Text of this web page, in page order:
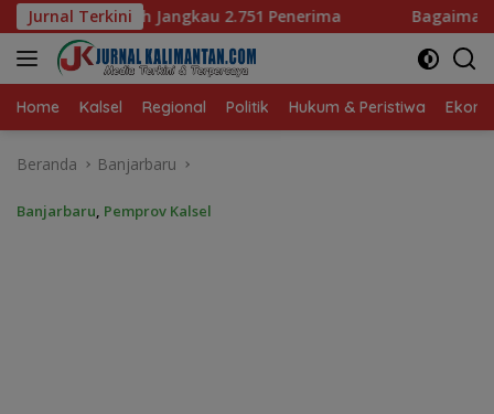
Langsung
ke
konten
Jurnal Terkini
Penerima Bagaimana KIP Hadapi Deepfake dan
Home Kalsel Regional Politik Hukum & Peristiwa
Beranda Banjarbaru
Banjarbaru, Pemprov Kalsel